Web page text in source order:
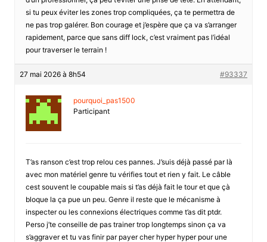
si tu peux éviter les zones trop compliquées, ça te permettra de
ne pas trop galérer. Bon courage et j’espère que ça va s’arranger
rapidement, parce que sans diff lock, c’est vraiment pas l’idéal
pour traverser le terrain !
27 mai 2026 à 8h54 #93337
pourquoi_pas1500
Participant
T’as ranson c’est trop relou ces pannes. J’suis déjà passé par là
avec mon matériel genre tu vérifies tout et rien y fait. Le câble
cest souvent le coupable mais si t’as déjà fait le tour et que çà
bloque la ça pue un peu. Genre il reste que le mécanisme à
inspecter ou les connexions électriques comme t’as dit ptdr.
Perso j’te conseille de pas trainer trop longtemps sinon ça va
s’aggraver et tu vas finir par payer cher hyper hyper pour une